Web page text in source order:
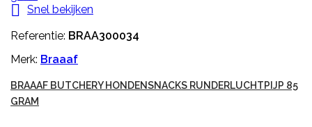
 Snel bekijken
Referentie: BRAA300034
Merk: Braaaf
BRAAAF BUTCHERY HONDENSNACKS RUNDERLUCHTPIJP 85
GRAM